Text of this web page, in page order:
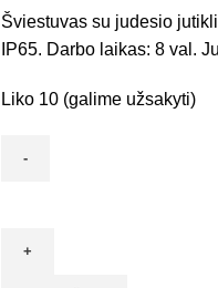
Šviestuvas su judesio
IP65. Darbo laikas: 8 val.
Liko 10 (galime užsakyti)